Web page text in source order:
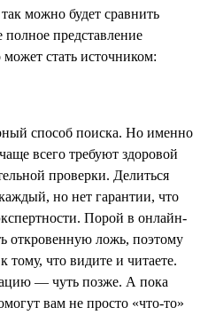
можно будет сравнить
полное представление
стать источником:
способ поиска. Но именно
всего требуют здоровой
проверки. Делиться
но нет гарантии, что
Порой в онлайн-
откровенную ложь, поэтому
тому, что видите и читаете.
— чуть позже. А пока
вам не просто «что-то»